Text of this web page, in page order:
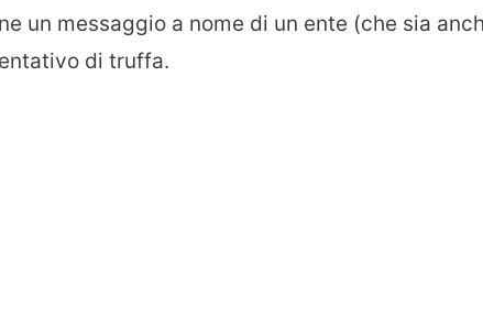
un messaggio a nome di un ente (che sia
di truffa.